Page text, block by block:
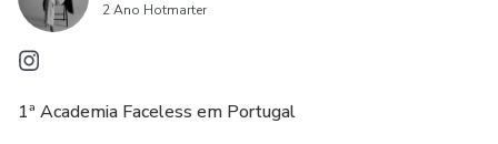
- Guia Completo Faceless Marketing (7,00€)
2 Ano Hotmarter
1ª Academia Faceless em Portugal